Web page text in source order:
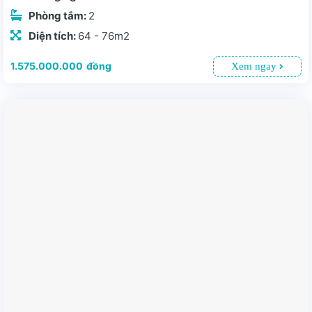
Phòng tắm: 2
Diện tích: 64 - 76m2
1.575.000.000 đồng Xem ngay